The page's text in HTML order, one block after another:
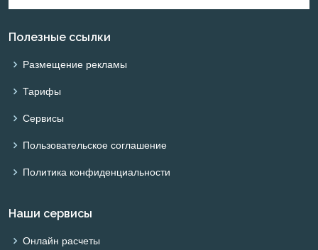
Полезные ссылки
Размещение рекламы
Тарифы
Сервисы
Пользовательское соглашение
Политика конфиденциальности
Наши сервисы
Онлайн расчеты